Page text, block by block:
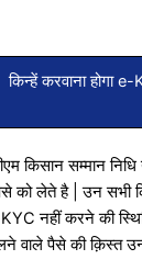
किन्हें करवाना होगा
किसान सम्मान
को लेते है | उन सभी
KYC नहीं करने की
वाले पैसे की क़िस्त